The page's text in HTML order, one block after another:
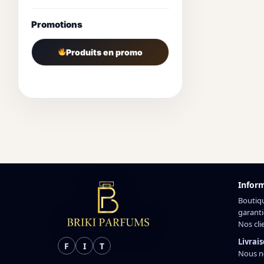
Promotions
Produits en promo
F I T
Nos
Nous